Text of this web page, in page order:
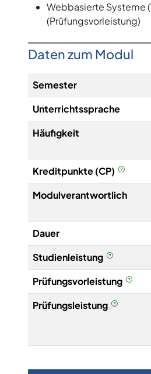
Webbasierte Systeme
(Prüfungsvorleistung)
Daten zum Modul
Semester
Unterrichtssprache
Häufigkeit
Kreditpunkte (CP)
Modulverantwortlich
Dauer
Studienleistung
Prüfungsvorleistung
Prüfungsleistung